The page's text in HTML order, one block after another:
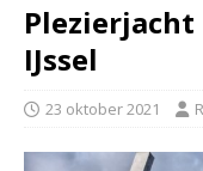
IJssel
23 oktober 2021